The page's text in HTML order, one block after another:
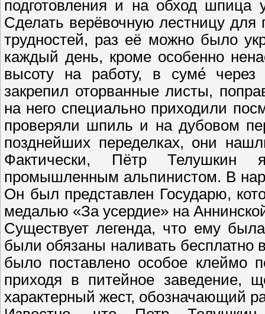
подготовления и на обход
Сделать верёвочную лестницу для
трудностей, раз её можно было
каждый день, кроме особенно
высоту на работу, в суме́
закрепил оторванные листы,
на него специально приходили
проверяли шпиль и на дубовом
позднейших переделках, они
Фактически, Пётр Телушкин
промышленным альпинистом. В
Он был представлен Государю,
медалью «За усердие» на
Существует легенда, что ему
были обязаны наливать бесплатно
было поставлено особое клеймо
приходя в питейное
характерный жест, обозначающий